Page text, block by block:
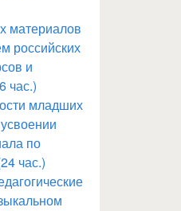
материалов
российских
и
час.)
младших
по
час.)